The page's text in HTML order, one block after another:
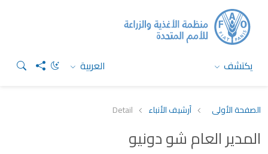
يكتشف العربية
الصفحة الأولى أرشيف الأنباء Detail
المدير العام شو دونيو